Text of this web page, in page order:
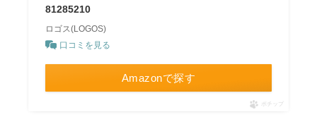
81285210
ロゴス(LOGOS)
口コミを見る
Amazonで探す
ポチップ